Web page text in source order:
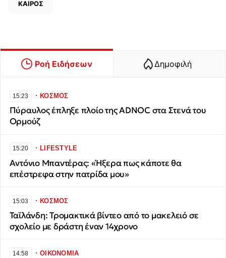
ΚΑΙΡΟΣ
Ροή Ειδήσεων Δημοφιλή
15:23 ∙ΚΟΣΜΟΣ
Πύραυλος έπληξε πλοίο της ADNOC στα Στενά του
Ορμούζ
15:20 ∙LIFESTYLE
Αντόνιο Μπαντέρας: «Ήξερα πως κάποτε θα
επέστρεφα στην πατρίδα μου»
15:03 ∙ΚΟΣΜΟΣ
Ταϊλάνδη: Τρομακτικά βίντεο από το μακελειό σε
σχολείο με δράστη έναν 14χρονο
14:58 ∙ΟΙΚΟΝΟΜΙΑ